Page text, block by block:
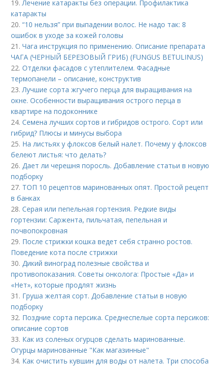
19. Лечение катаракты без операции. Профилактика
катаракты
20.“10 нельзя” при выпадении волос. Не надо так: 8
ошибок в уходе за кожей головы
21.Чага инструкция по применению. Описание препарата
ЧАГА (ЧЕРНЫЙ БЕРЕЗОВЫЙ ГРИБ) (FUNGUS BETULINUS)
22.Отделки фасадов с утеплителем. Фасадные
термопанели – описание, конструктив
23. Лучшие сорта жгучего перца для выращивания на
окне. Особенности выращивания острого перца в
квартире на подоконнике
24.Семена лучших сортов и гибридов острого. Сорт или
гибрид? Плюсы и минусы выбора
25. На листьях у флоксов белый налет. Почему у флоксов
белеют листья: что делать?
26. Дает ли черешня поросль. Добавление статьи в новую
подборку
27. ТОП 10 рецептов маринованных опят. Простой рецепт
в банках
28.Серая или пепельная гортензия. Редкие виды
гортензии: Саржента, пильчатая, пепельная и
почвопокровная
29. После стрижки кошка ведет себя странно ростов.
Поведение кота после стрижки
30. Дикий виноград полезные свойства и
противопоказания. Советы онколога: Простые «Да» и
«Нет», которые продлят жизнь
31. Груша желтая сорт. Добавление статьи в новую
подборку
32. Поздние сорта персика. Среднеспелые сорта персиков:
описание сортов
33. Как из соленых огурцов сделать маринованные.
Огурцы маринованные "Как магазинные"
34. Как очистить кувшин для воды от налета. Три способа